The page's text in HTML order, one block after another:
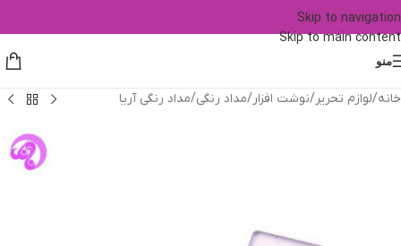
Skip to navigation
Skip to main content
منو
خانه/لوازم تحریر/نوشت افزار/مداد رنگی/مداد رنگی آریا